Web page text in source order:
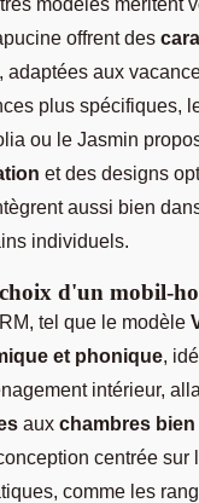
offrent des
, adaptées aux
plus spécifiques,
ou le Jasmin
et des designs
aussi bien
individuels.
d'un mobil-
tel que le modèle
et phonique,
intérieur,
aux chambres
centrée sur
comme les